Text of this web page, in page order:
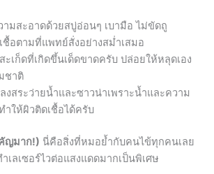
ชาติ
งสระว่ายน้ำและซาวน่าเพราะน้ำและความ
ำให้ผิวติดเชื้อได้ครับ
ญมาก!)นี่คือสิ่งที่หมอย้ำกับคนไข้ทุกคนเลย
เลเซอร์ไวต่อแสงแดดมากเป็นพิเศษ
จัดอย่างน้อย 2-4 สัปดาห์
แดด SPF50+ ทุกวัน แม้วันที่ไม่ออกแดด